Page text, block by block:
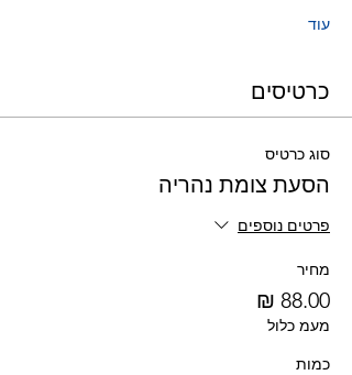
עוד
כרטיסים
סוג כרטיס
הסעת צומת נהריה
פרטים נוספים
מחיר
מעמ כלול
כמות